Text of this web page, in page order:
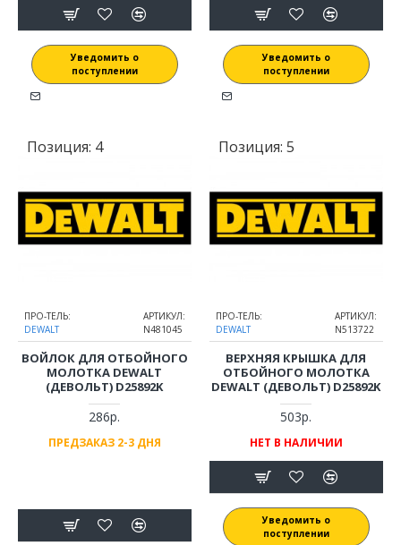
Уведомить о
поступлении
Уведомить о
поступлении
Позиция: 4
ПРО-ТЕЛЬ:
DEWALT
АРТИКУЛ:
N481045
ВОЙЛОК ДЛЯ ОТБОЙНОГО
МОЛОТКА DEWALT
(ДЕВОЛЬТ) D25892K
286р.
ПРЕДЗАКАЗ 2-3 ДНЯ
Позиция: 5
ПРО-ТЕЛЬ:
DEWALT
АРТИКУЛ:
N513722
ВЕРХНЯЯ КРЫШКА ДЛЯ
ОТБОЙНОГО МОЛОТКА
DEWALT (ДЕВОЛЬТ) D25892K
503р.
НЕТ В НАЛИЧИИ
Уведомить о
поступлении